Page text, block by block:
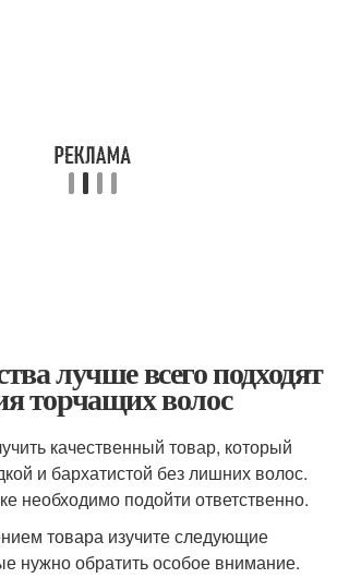
лучше всего подходят
торчащих волос
качественный товар, который
и бархатистой без лишних волос.
необходимо подойти ответственно.
товара изучите следующие
нужно обратить особое внимание.